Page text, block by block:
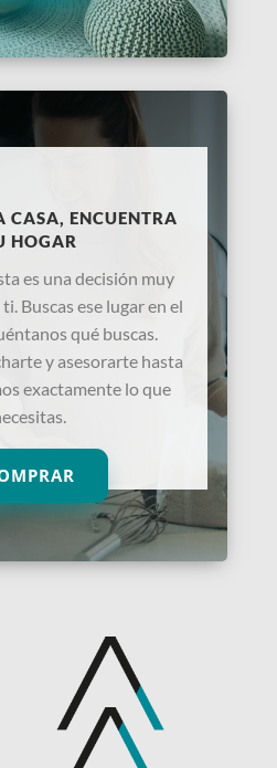
CASA, ENCUENTRA
HOGAR
es una decisión muy
Buscas ese lugar en el
qué buscas.
y asesorarte hasta
exactamente lo que